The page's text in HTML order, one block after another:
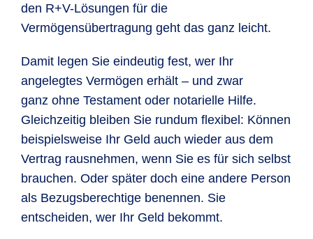
den R+V-Lösungen für die
Vermögensübertragung geht das ganz leicht.
Damit legen Sie eindeutig fest, wer Ihr
angelegtes Vermögen erhält – und zwar
ganz ohne Testament oder notarielle Hilfe.
Gleichzeitig bleiben Sie rundum flexibel: Können
beispielsweise Ihr Geld auch wieder aus dem
Vertrag rausnehmen, wenn Sie es für sich selbst
brauchen. Oder später doch eine andere Person
als Bezugsberechtige benennen. Sie
entscheiden, wer Ihr Geld bekommt.